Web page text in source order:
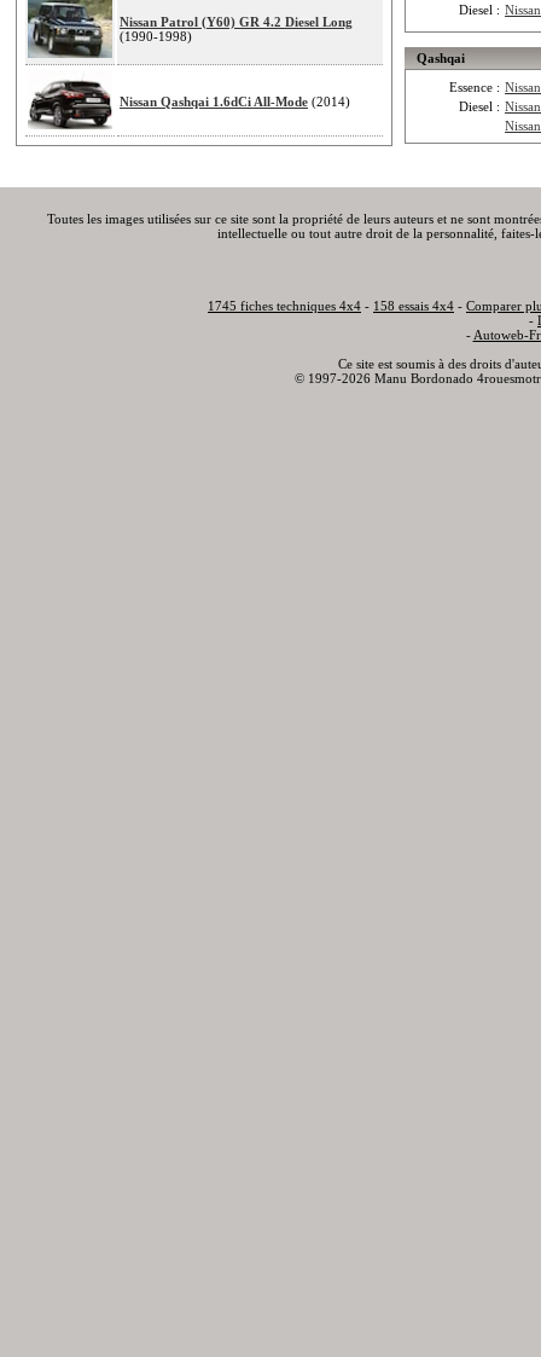
Nissan Patrol (Y60) GR 4.2 Diesel Long
(1990-1998)
Nissan Qashqai 1.6dCi All-Mode (2014)
Diesel :
Qashqai
Essence :
Diesel :
Toutes les images utilisées sur ce site sont la propriété de leurs auteurs et ne sont
intellectuelle ou tout autre droit de la personnalité,
1745 fiches techniques 4x4 - 158 essais 4x4 - Comparer
-
- Autoweb-
Ce site est soumis à des droits
© 1997-2026 Manu Bordonado